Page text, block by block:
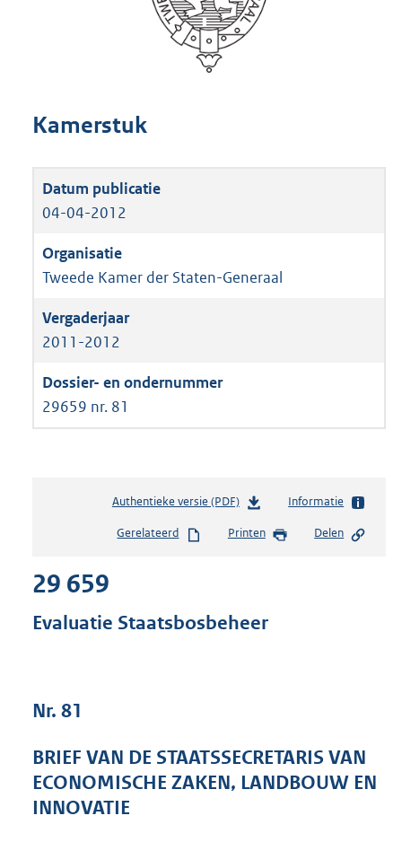
Kamerstuk
04-04-2012
Tweede Kamer der Staten-Generaal
2011-2012
29659 nr. 81
Authentieke versie (PDF)b
s
s
e
Informatie
Gerelateerd Printen Delen
29 659
Evaluatie Staatsbosbeheer
Nr. 81
BRIEF VAN DE STAATSSECRETARIS VAN
ECONOMISCHE ZAKEN, LANDBOUW EN
INNOVATIE